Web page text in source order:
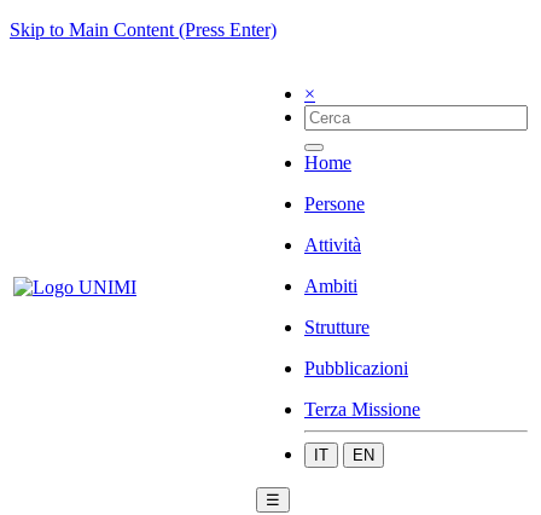
Skip to Main Content (Press Enter)
×
Home
Persone
Attività
Ambiti
Strutture
Pubblicazioni
Terza Missione
IT EN
☰